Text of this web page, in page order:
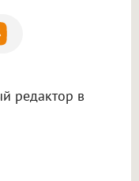
редактор в